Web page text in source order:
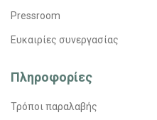
Pressroom
Ευκαιρίες συνεργασίας
Πληροφορίες
Τρόποι παραλαβής